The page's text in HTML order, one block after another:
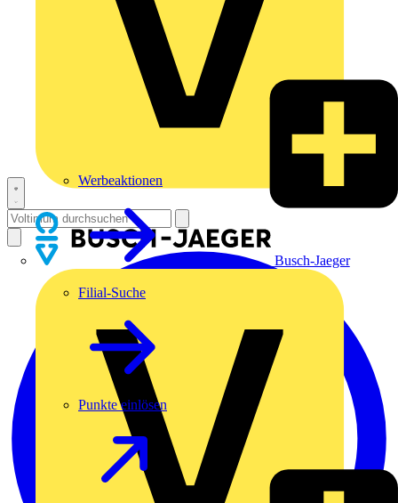
Busch-Jaeger
Werbeaktionen
Filial-Suche
Punkte einlösen